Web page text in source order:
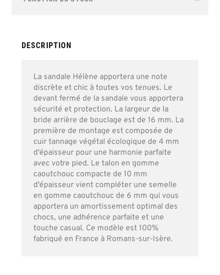
gallery
DESCRIPTION
La sandale Hélène apportera une note
discrète et chic à toutes vos tenues. Le
devant fermé de la sandale vous apportera
sécurité et protection. La largeur de la
bride arrière de bouclage est de 16 mm. La
première de montage est composée de
cuir tannage végétal écologique de 4 mm
d'épaisseur pour une harmonie parfaite
avec votre pied. Le talon en gomme
caoutchouc compacte de 10 mm
d'épaisseur vient compléter une semelle
en gomme caoutchouc de 6 mm qui vous
apportera un amortissement optimal des
chocs, une adhérence parfaite et une
touche casual. Ce modèle est 100%
fabriqué en France à Romans-sur-Isère.